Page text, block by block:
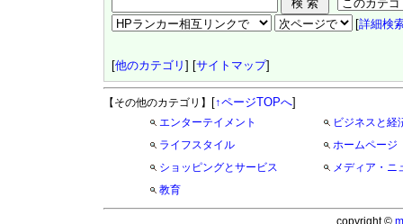
[詳細検
[他のカテゴリ ] [サイトマップ]
【その他のカテゴリ】 [↑ページTOPへ]
エンターテイメント
ビジネスと経
ライフスタイル
ホームページ
ショッピングとサービス
メディア・ニ
教育
copyright ©